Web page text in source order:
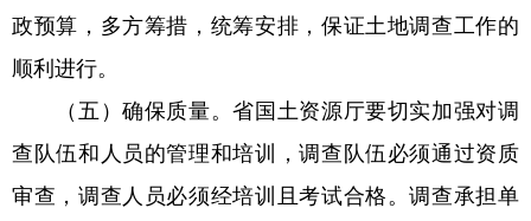
政预算，多方筹措，统筹安排，保证土地调查工作的
顺利进行。
（五）确保质量。省国土资源厅要切实加强对调
查队伍和人员的管理和培训，调查队伍必须通过资质
审查，调查人员必须经培训且考试合格。调查承担单